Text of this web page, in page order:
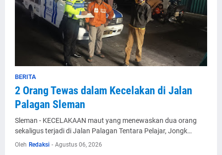
BERITA
2 Orang Tewas dalam Kecelakan di Jalan
Palagan Sleman
Sleman - KECELAKAAN maut yang menewaskan dua orang
sekaligus terjadi di Jalan Palagan Tentara Pelajar, Jongk…
Oleh Redaksi - Agustus 06, 2026